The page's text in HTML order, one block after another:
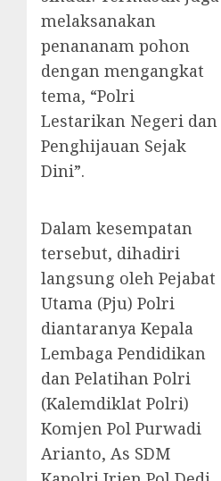
melaksanakan
penananam pohon
dengan mengangkat
tema, “Polri
Lestarikan Negeri dan
Penghijauan Sejak
Dini”.
Dalam kesempatan
tersebut, dihadiri
langsung oleh Pejabat
Utama (Pju) Polri
diantaranya Kepala
Lembaga Pendidikan
dan Pelatihan Polri
(Kalemdiklat Polri)
Komjen Pol Purwadi
Arianto, As SDM